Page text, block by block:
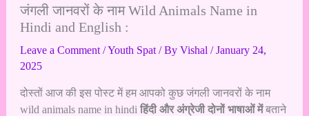
जंगली जानवरों के नाम Wild Animals Name in
Hindi and English :
Leave a Comment /Youth Spat/ By Vishal /January 24,
2025
दोस्तों आज की इस पोस्ट में हम आपको कुछ जंगली जानवरों के नाम
wild animals name in hindi हिंदी और अंग्रेजी दोनों भाषाओं मेंबताने